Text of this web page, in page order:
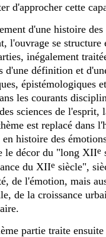
d'approcher cette
d'une histoire
l'ouvrage se
inégalement
d'une définition et
épistémologiques
les courants
sciences de
est replacé dans
en histoire des
le décor du "long XIIe
du XIIe siècle",
de l'émotion, mais
de la croissance
partie traite